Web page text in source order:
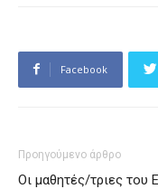
Facebook
Προηγούμενο άρθρο
Oι μαθητές/τριες του